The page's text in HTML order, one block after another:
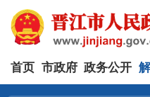
首页 市政府 政务公开